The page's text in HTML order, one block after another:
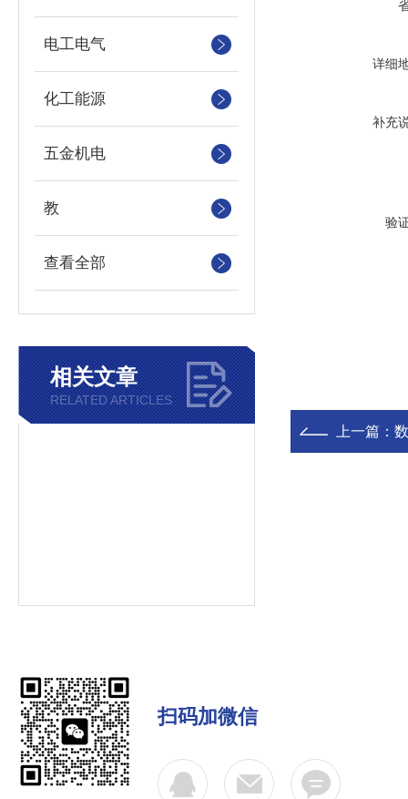
电工电气
化工能源
五金机电
教
查看全部
相关文章
RELATED ARTICLES
详细
补充
验
上一篇：
扫码加微信